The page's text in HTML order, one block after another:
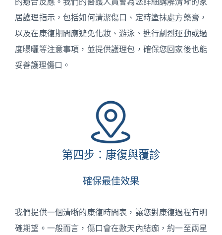
居護理指示，包括如何清潔傷口、定時塗抹處方藥膏，
以及在康復期間應避免化妝、游泳、進行劇烈運動或過
度曝曬等注意事項，並提供護理包，確保您回家後也能
妥善護理傷口。
第四步：康復與覆診
確保最佳效果
我們提供一個清晰的康復時間表，讓您對康復過程有明
確期望。一般而言，傷口會在數天內結痂，約一至兩星